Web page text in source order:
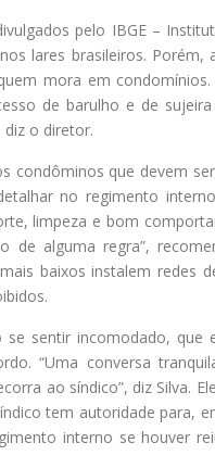
pelo IBGE –
lares brasileiros.
mora em
de barulho e de
o diretor.
condôminos que devem
no regimento
limpeza e bom
de alguma regra”,
baixos instalem redes
sentir incomodado,
“Uma conversa
ao síndico”, diz Silva.
tem autoridade para,
interno se houver